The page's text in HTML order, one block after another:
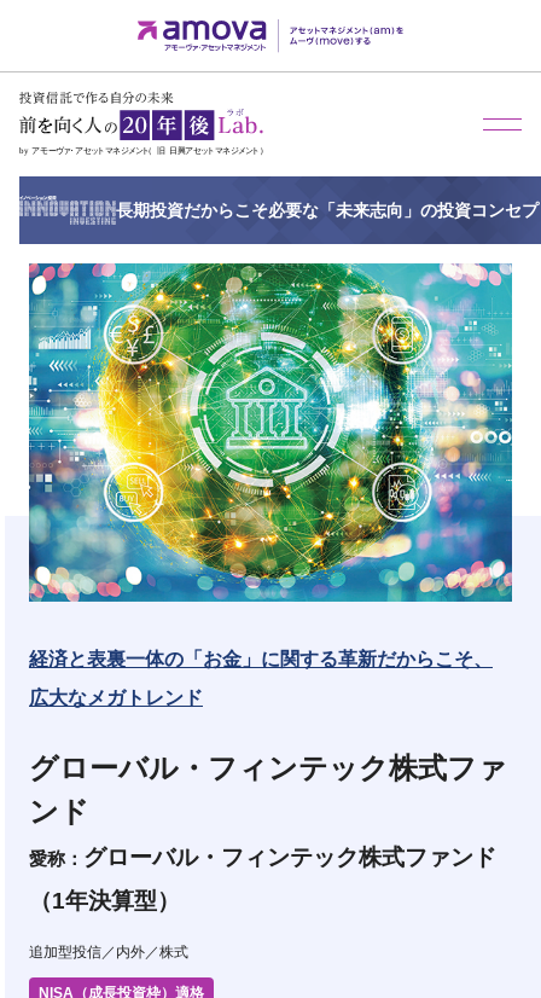
長期投資だからこそ必要な「未来志向」の投資コンセ
経済と表裏一体の「お金」に関する革新だからこそ、
広大なメガトレンド
グローバル・フィンテック株式ファ
ンド
愛称： グローバル・フィンテック株式ファンド
（1年決算型）
追加型投信／内外／株式
NISA（成長投資枠）適格